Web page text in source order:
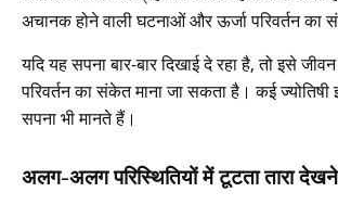
अचानक होने वाली घटनाओं और ऊर्जा परिवर्तन का
यदि यह सपना बार-बार दिखाई दे रहा है, तो इसे
परिवर्तन का संकेत माना जा सकता है। कई ज्योतिषी
सपना भी मानते हैं।
अलग-अलग परिस्थितियों में टूटता तारा